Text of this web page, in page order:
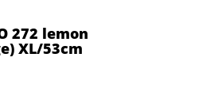
272 lemon
XL/53cm